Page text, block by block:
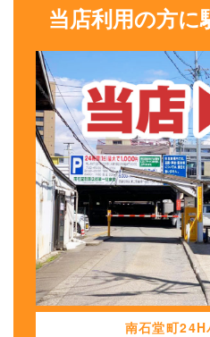
当店利用の方に
南石堂町